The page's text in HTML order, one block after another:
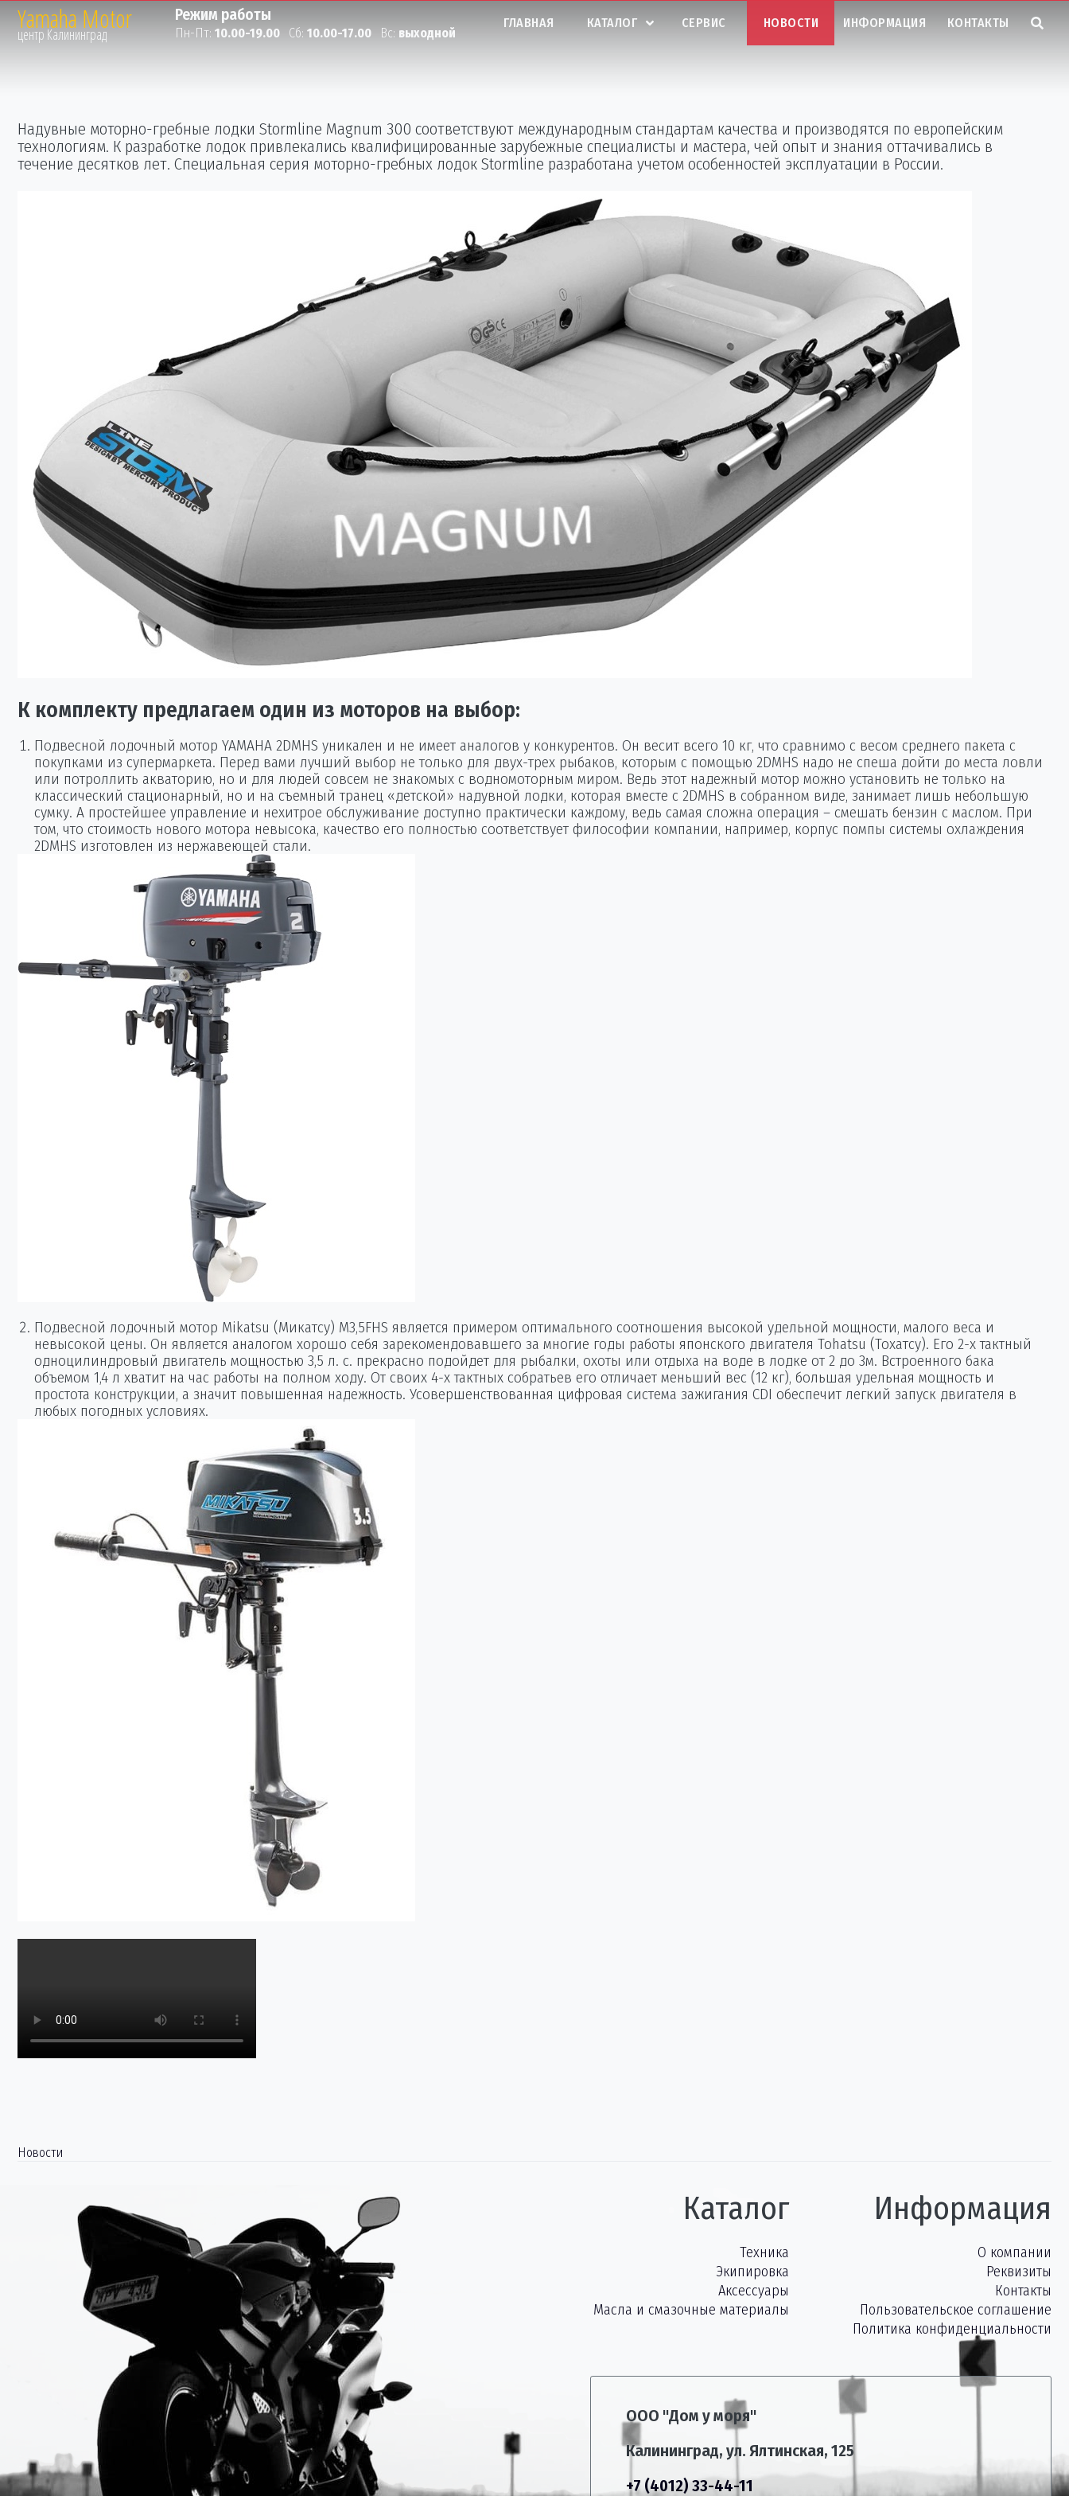
Yamaha Motor Режим работы
Пн-Пт: 10.00-19.00 Сб: 10.00-17.00 Вс: выходной
ГЛАВНАЯ КАТАЛОГ СЕРВИС НОВОСТИ ИНФОРМАЦИЯ КОНТАКТЫ
Надувные моторно-гребные лодки Stormline Magnum 300 соответствуют международным стандартам качества и производятся по европейским
технологиям. К разработке лодок привлекались квалифицированные зарубежные специалисты и мастера, чей опыт и знания оттачивались в
течение десятков лет. Специальная серия моторно-гребных лодок Stormline разработана учетом особенностей эксплуатации в России.
К комплекту предлагаем один из моторов на выбор:
Подвесной лодочный мотор YAMAHA 2DMHS уникален и не имеет аналогов у конкурентов. Он весит всего 10 кг, что сравнимо с весом среднего пакета с
покупками из супермаркета. Перед вами лучший выбор не только для двух-трех рыбаков, которым с помощью 2DMHS надо не спеша дойти до места ловли
или потроллить акваторию, но и для людей совсем не знакомых с водномоторным миром. Ведь этот надежный мотор можно установить не только на
классический стационарный, но и на съемный транец «детской» надувной лодки, которая вместе с 2DMHS в собранном виде, занимает лишь небольшую
сумку. А простейшее управление и нехитрое обслуживание доступно практически каждому, ведь самая сложна операция – смешать бензин с маслом. При
том, что стоимость нового мотора невысока, качество его полностью соответствует философии компании, например, корпус помпы системы охлаждения
2DMHS изготовлен из нержавеющей стали.
Подвесной лодочный мотор Mikatsu (Микатсу) M3,5FHS является примером оптимального соотношения высокой удельной мощности, малого веса и
невысокой цены. Он является аналогом хорошо себя зарекомендовавшего за многие годы работы японского двигателя Tohatsu (Тохатсу). Его 2-х тактный
одноцилиндровый двигатель мощностью 3,5 л. с. прекрасно подойдет для рыбалки, охоты или отдыха на воде в лодке от 2 до 3м. Встроенного бака
объемом 1,4 л хватит на час работы на полном ходу. От своих 4-х тактных собратьев его отличает меньший вес (12 кг), большая удельная мощность и
простота конструкции, а значит повышенная надежность. Усовершенствованная цифровая система зажигания CDI обеспечит легкий запуск двигателя в
любых погодных условиях.
Новости
Каталог
Техника
Экипировка
Аксессуары
Масла и смазочные материалы
Информация
О компании
Реквизиты
Контакты
Пользовательское соглашение
Политика конфиденциальности
ООО "Дом у моря"
Калининград, ул. Ялтинская, 125
+7 (4012) 33-44-11